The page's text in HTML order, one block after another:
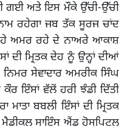
ਗਈ ਅਤੇ ਇਸ ਮੌਕੇ ਉੱਚੀ-ਉੱਚੀ
ਰਹੇਗਾ ਜਬ ਤੱਕ ਸੂਰਜ ਚਾਂਦ
ਅਮਰ ਰਹੇ ਦੇ ਨਾਅਰੇ ਆਕਾਸ਼
ਦੀ ਮ੍ਰਿਤਕ ਦੇਹ ਨੂੰ ਉਨ੍ਹਾਂ ਦੀਆਂ
ਸੇਵਾਦਾਰ ਅਮਰੀਕ ਸਿੰਘ
ਇੰਸਾਂ ਵੱਲੋਂ ਹਰੀ ਝੰਡੀ ਦਿੱਤੀ
ਬਬਲੀ ਇੰਸਾਂ ਦੀ ਮ੍ਰਿਤਕ
ਸਾਇੰਸ ਐਂਡ ਹੋਸਪਿਟਲ